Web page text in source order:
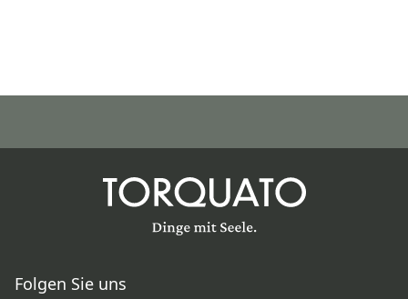
Folgen Sie uns